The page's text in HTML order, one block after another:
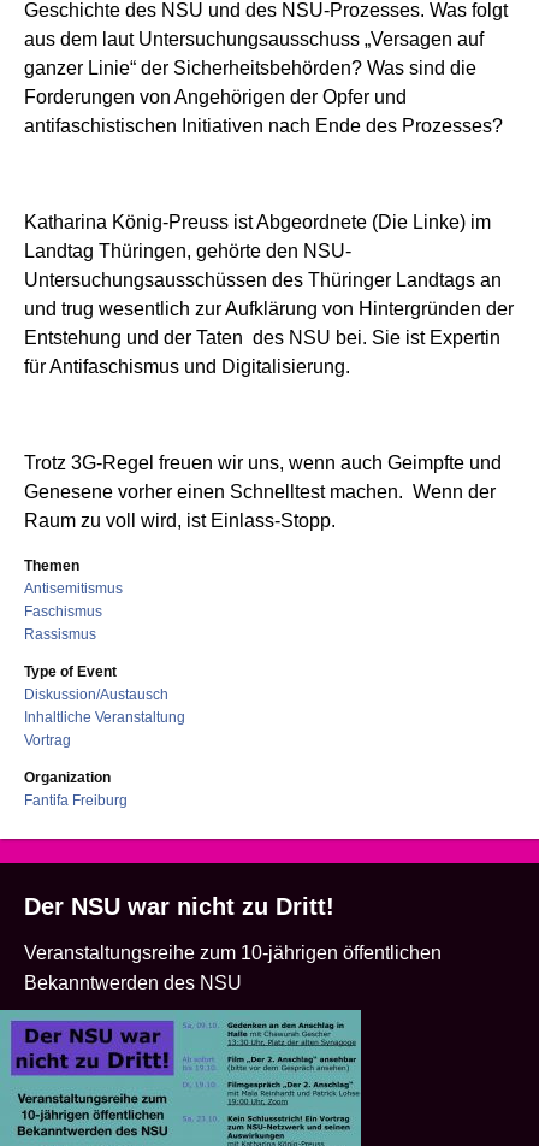
Geschichte des NSU und des NSU-Prozesses. Was folgt
aus dem laut Untersuchungsausschuss „Versagen auf
ganzer Linie“ der Sicherheitsbehörden? Was sind die
Forderungen von Angehörigen der Opfer und
antifaschistischen Initiativen nach Ende des Prozesses?
Katharina König-Preuss ist Abgeordnete (Die Linke) im
Landtag Thüringen, gehörte den NSU-
Untersuchungsausschüssen des Thüringer Landtags an
und trug wesentlich zur Aufklärung von Hintergründen der
Entstehung und der Taten des NSU bei. Sie ist Expertin
für Antifaschismus und Digitalisierung.
Trotz 3G-Regel freuen wir uns, wenn auch Geimpfte und
Genesene vorher einen Schnelltest machen. Wenn der
Raum zu voll wird, ist Einlass-Stopp.
Themen
Antisemitismus
Faschismus
Rassismus
Type of Event
Diskussion/Austausch
Inhaltliche Veranstaltung
Vortrag
Organization
Fantifa Freiburg
Der NSU war nicht zu Dritt!
Veranstaltungsreihe zum 10-jährigen öffentlichen
Bekanntwerden des NSU